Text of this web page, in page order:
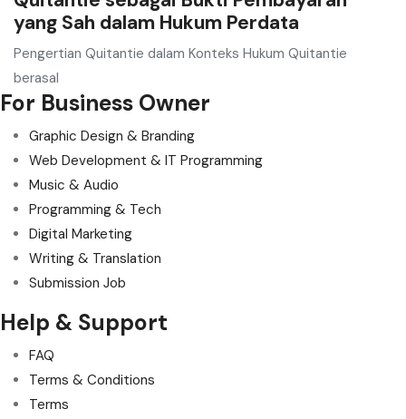
yang Sah dalam Hukum Perdata
Pengertian Quitantie dalam Konteks Hukum Quitantie
berasal
For Business Owner
Graphic Design & Branding
Web Development & IT Programming
Music & Audio
Programming & Tech
Digital Marketing
Writing & Translation
Submission Job
Help & Support
FAQ
Terms & Conditions
Terms